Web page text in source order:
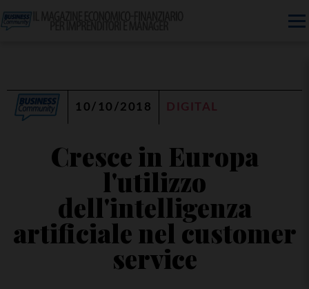
10/10/2018 DIGITAL
Cresce in Europa
l'utilizzo
dell'intelligenza
artificiale nel customer
service